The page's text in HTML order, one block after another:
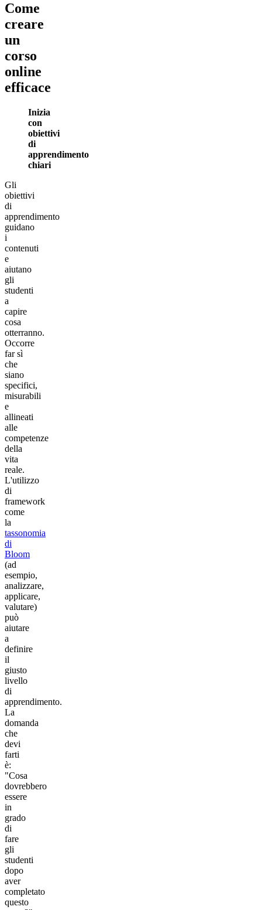
Come
creare
un
corso
online
efficace
Inizia
con
obiettivi
di
apprendimento
chiari
Gli
obiettivi
di
apprendimento
guidano
i
contenuti
e
aiutano
gli
studenti
a
capire
cosa
otterranno.
Occorre
far sì
che
siano
specifici,
misurabili
e
allineati
alle
competenze
della
vita
reale.
L'utilizzo
di
framework
come
la
tassonomia
di
Bloom
(ad
esempio,
analizzare,
applicare,
valutare)
può
aiutare
a
definire
il
giusto
livello
di
apprendimento.
La
domanda
che
devi
farti
è:
"Cosa
dovrebbero
essere
in
grado
di
fare
gli
studenti
dopo
aver
completato
questo